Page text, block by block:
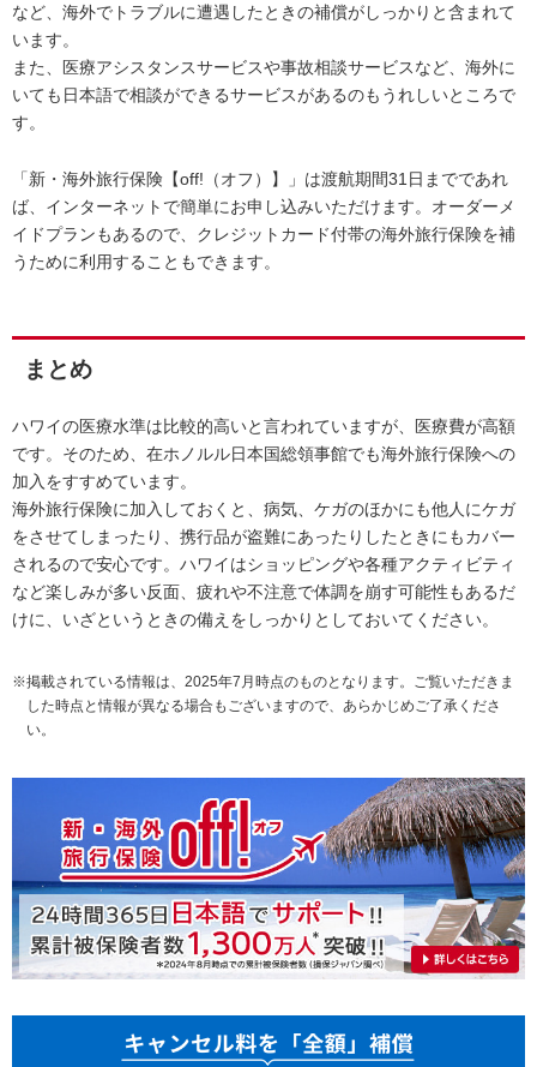
など、海外でトラブルに遭遇したときの補償がしっかりと含まれて
います。
また、医療アシスタンスサービスや事故相談サービスなど、海外に
いても日本語で相談ができるサービスがあるのもうれしいところで
す。
「新・海外旅行保険【off!（オフ）】」は渡航期間31日までであれ
ば、インターネットで簡単にお申し込みいただけます。オーダーメ
イドプランもあるので、クレジットカード付帯の海外旅行保険を補
うために利用することもできます。
まとめ
ハワイの医療水準は比較的高いと言われていますが、医療費が高額
です。そのため、在ホノルル日本国総領事館でも海外旅行保険への
加入をすすめています。
海外旅行保険に加入しておくと、病気、ケガのほかにも他人にケガ
をさせてしまったり、携行品が盗難にあったりしたときにもカバー
されるので安心です。ハワイはショッピングや各種アクティビティ
など楽しみが多い反面、疲れや不注意で体調を崩す可能性もあるだ
けに、いざというときの備えをしっかりとしておいてください。
※掲載されている情報は、2025年7月時点のものとなります。ご覧いただきま
した時点と情報が異なる場合もございますので、あらかじめご了承くださ
い。